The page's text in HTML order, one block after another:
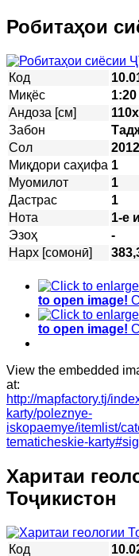
Робитаҳои
Код
Миқёс
Андоза [см]
Забон
Сол
2012
Миқдори саҳифа 1
Муомилот
1
Дастрас
1
Нота
1-е
Эзоҳ
-
Нарх [сомонӣ]
to open image!
to open image!
View the embedded
at:
http://mapfactory.tj/
karty/poleznye-
iskopaemye/itemlist/
tematicheskie-
Харитаи
Тоҷикистон
Код